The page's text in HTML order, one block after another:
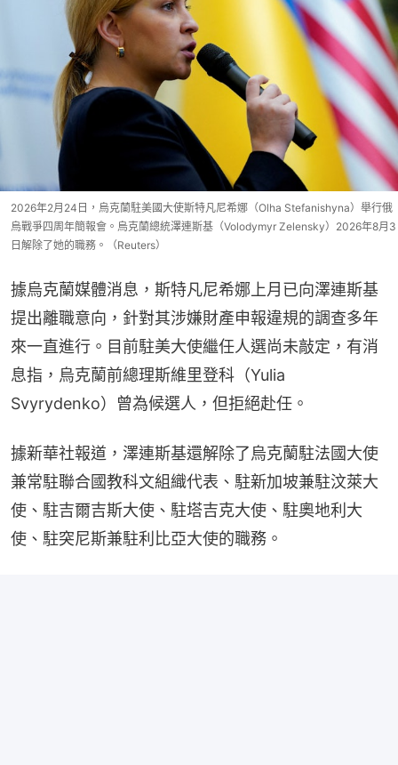
2026年2月24日，烏克蘭駐美國大使斯特凡尼希娜（Olha Stefanishyna）舉行俄
烏戰爭四周年簡報會。烏克蘭總統澤連斯基（Volodymyr Zelensky）2026年8月3
日解除了她的職務。（Reuters）
據烏克蘭媒體消息，斯特凡尼希娜上月已向澤連斯基
提出離職意向，針對其涉嫌財產申報違規的調查多年
來一直進行。目前駐美大使繼任人選尚未敲定，有消
息指，烏克蘭前總理斯維里登科（Yulia
Svyrydenko）曾為候選人，但拒絕赴任。
據新華社報道，澤連斯基還解除了烏克蘭駐法國大使
兼常駐聯合國教科文組織代表、駐新加坡兼駐汶萊大
使、駐吉爾吉斯大使、駐塔吉克大使、駐奧地利大
使、駐突尼斯兼駐利比亞大使的職務。